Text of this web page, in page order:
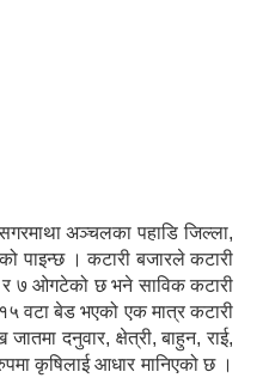
अञ्चलका पहाडि जिल्ला,
पाइन्छ । कटारी बजारले कटारी
र ७ ओगटेको छ भने साविक कटारी
वटा बेड भएको एक मात्र कटारी
दनुवार, क्षेत्री, बाहुन, राई,
कृषिलाई आधार मानिएको छ ।